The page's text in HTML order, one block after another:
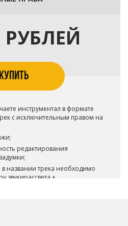
РУБЛЕЙ
КУПИТЬ
инструментал в формате
с исключительным правом на
редактирования
названии трека необходимо
звукирассвета +